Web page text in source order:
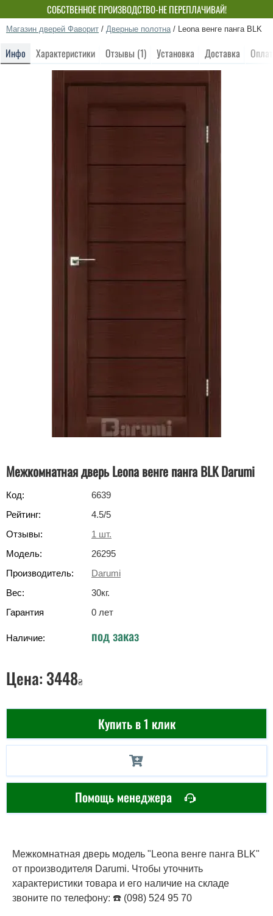
СОБСТВЕННОЕ ПРОИЗВОДСТВО-НЕ ПЕРЕПЛАЧИВАЙ!
Магазин дверей Фаворит / Дверные полотна / Leona венге панга BLK
Инфо Характеристики Отзывы (1) Установка Доставка
Межкомнатная дверь Leona венге панга BLK Darumi
Код:
6639
Рейтинг:
4.5/5
Отзывы:
1 шт.
Модель:
26295
Производитель:
Darumi
Вес:
30кг.
Гарантия
0 лет
Наличие: под заказ
Цена: 3448₴
Купить в 1 клик
Помощь менеджера
Межкомнатная дверь модель "Leona венге панга BLK"
от производителя Darumi. Чтобы уточнить
характеристики товара и его наличие на складе
звоните по телефону: ☎️ (098) 524 95 70